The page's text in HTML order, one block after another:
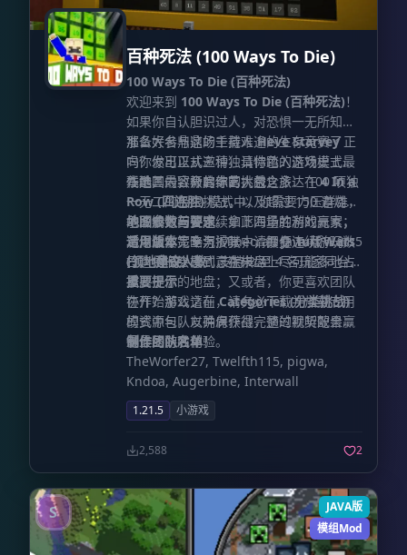
百种死法 (100 Ways To Die)
100 Ways To Die (百种死法)
欢迎来到 100 Ways To Die (百种死法)！
如果你自认胆识过人，对恐惧一无所知，
那么大名鼎鼎的主持人Heve Starvey正
向你发出正式邀请，请你踏入这场史上最
残酷、最致命的综艺大秀！
准备好参与这场千载难逢的生存竞赛了
吗？你可以从三种独具特色的游戏模式中
任选其一，开启你的挑战之旅：在4 In a
Row (四连胜)模式中，你需要力压群雄，
争取成为首位连续拿下四场胜利的赢家；
若你偏爱策略与扩张，请投身Turf Wars
(领地争夺)模式，在棋盘上尽可能多地占
据属于你的地盘；又或者，你更喜欢团队
协作？那么请在Categories (分类挑战)
模式中与队友并肩作战，通过默契配合赢
得最终的胜利！
本地图内容极其丰富，包含多达 100 项独
一无二的极限挑战，以及超过 150 道烧脑
的冷知识问答题。如此海量的游戏元素，
足以让你完全沉浸其中，即便连续游玩数
日，依旧会感到意犹未尽！
地图参数与要求
适用版本：专为 Minecraft Java 版 1.21.5
打造建议人数：支持 2 至 4 名玩家同台竞
技
重要提示
在开始游戏之前，请务必下载并加载专用
的资源包，以确保获得完整的视听效果和
最佳的游戏体验。
制作团队名单
TheWorfer27, Twelfth115, pigwa,
Kndoa, Augerbine, Interwall
1.21.5 小游戏
2,588 2
S
JAVA版
模组Mod